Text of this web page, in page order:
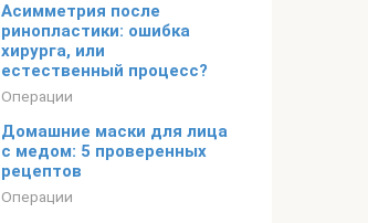
Асимметрия после
ринопластики: ошибка
хирурга, или
естественный процесс?
Операции
Домашние маски для лица
с медом: 5 проверенных
рецептов
Операции